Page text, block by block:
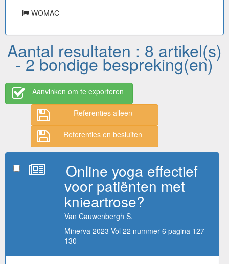
WOMAC
Aantal resultaten : 8 artikel(s)
- 2 bondige bespreking(en)
Aanvinken om te exporteren
Referenties alleen
Referenties en besluiten
Online yoga effectief
voor patiënten met
knieartrose?
Van Cauwenbergh S.
Minerva 2023 Vol 22 nummer 6 pagina 127 -
130